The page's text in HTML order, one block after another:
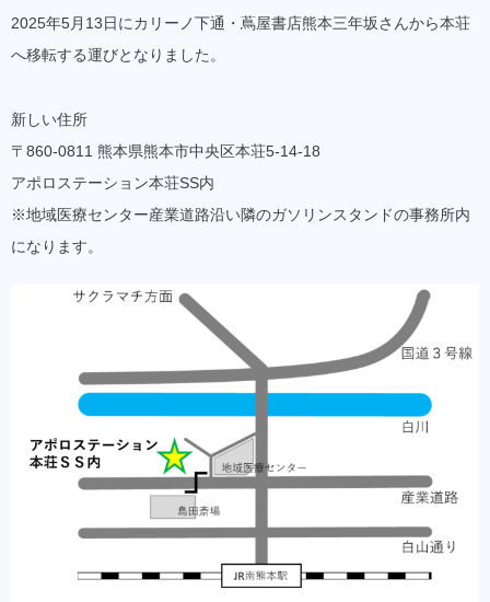
2025年5月13日にカリーノ下通・蔦屋書店熊本三年坂さんから本荘
へ移転する運びとなりました。
新しい住所
〒860-0811 熊本県熊本市中央区本荘5-14-18
アポロステーション本荘SS内
※地域医療センター産業道路沿い隣のガソリンスタンドの事務所内
になります。